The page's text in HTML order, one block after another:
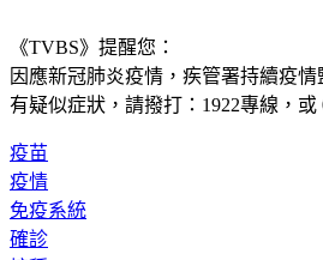
《TVBS》提醒您：
因應新冠肺炎疫情，疾管署持續疫情
有疑似症狀，請撥打：1922專線，或
疫苗
疫情
免疫系統
確診